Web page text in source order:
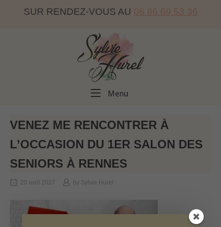
SUR RENDEZ-VOUS AU 06 86 69 53 36
Home
Menu
VENEZ ME RENCONTRER À
L’OCCASION DU 1ER SALON DES
SENIORS À RENNES
20 avril 2017 by Sylvie Hurel